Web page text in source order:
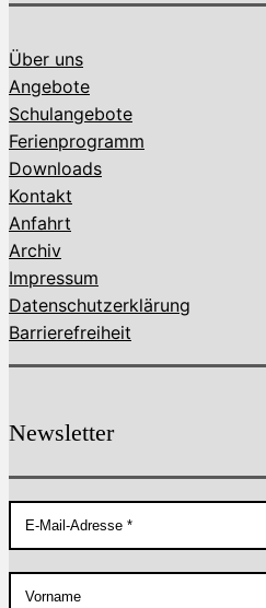
Über uns
Angebote
Schulangebote
Ferienprogramm
Downloads
Kontakt
Anfahrt
Archiv
Impressum
Datenschutzerklärung
Barrierefreiheit
Newsletter